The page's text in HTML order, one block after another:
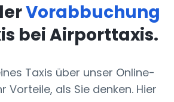
Vorabbuchung
bei Airporttaxis.
Taxis über unser Online-
Vorteile, als Sie denken. Hier